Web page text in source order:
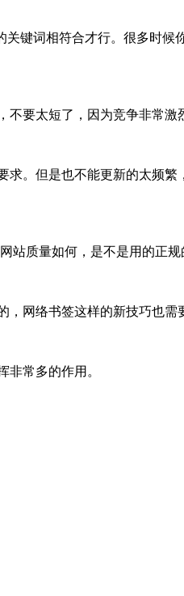
键词相符合才行。很多时
要太短了，因为竞争非常
。但是也不能更新的太频
站质量如何，是不是用的正
，网络书签这样的新技巧也需
常多的作用。